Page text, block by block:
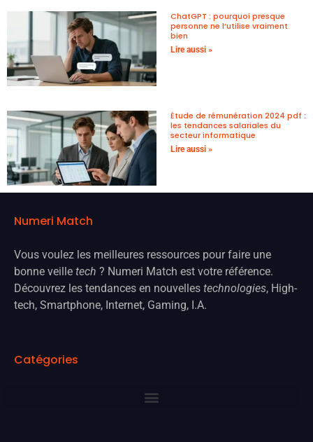
ChatGPT : pourquoi presque
personne ne l’utilise vraiment
bien
Lire aussi »
Étude de rémunération 2024 pdf :
les tendances salariales du
secteur informatique
Lire aussi »
Numeri Match
Vous voulez les meilleures ressources pour faire une
bonne veille tech ? Numeri Match est votre référence.
Découvrez les tendances en nouvelles technologies, High-
tech, Smartphone, Internet, Gaming, I.A.
Catégories